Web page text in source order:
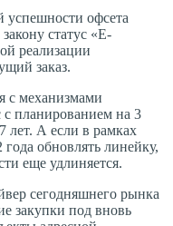
успешности офсета
статус «Е-
реализации
заказ.
с механизмами
с планированием на 3
лет. А если в рамках
обновлять линейку,
еще удлиняется.
сегодняшнего рынка
закупки под вновь